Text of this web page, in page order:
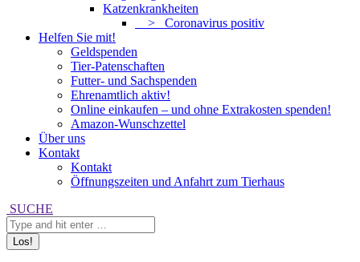
Katzenkrankheiten
> Coronavirus positiv
Helfen Sie mit!
Geldspenden
Tier-Patenschaften
Futter- und Sachspenden
Ehrenamtlich aktiv!
Online einkaufen – und ohne Extrakosten spenden!
Amazon-Wunschzettel
Über uns
Kontakt
Kontakt
Öffnungszeiten und Anfahrt zum Tierhaus
Search:
SUCHE